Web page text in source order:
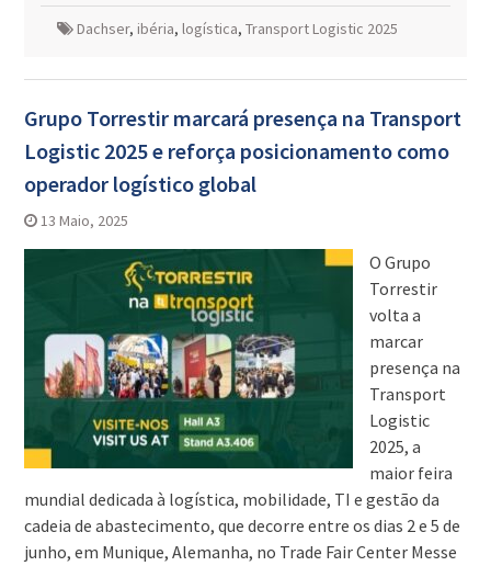
Dachser, ibéria, logística, Transport Logistic 2025
Grupo Torrestir marcará presença na Transport
Logistic 2025 e reforça posicionamento como
operador logístico global
13 Maio, 2025
O Grupo
Torrestir
volta a
marcar
presença na
Transport
Logistic
2025, a
maior feira
mundial dedicada à logística, mobilidade, TI e gestão da
cadeia de abastecimento, que decorre entre os dias 2 e 5 de
junho, em Munique, Alemanha, no Trade Fair Center Messe